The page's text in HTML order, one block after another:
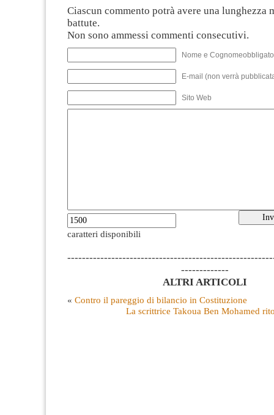
Ciascun commento potrà avere una lunghezza
battute.
Non sono ammessi commenti consecutivi.
Nome e
E-mail (non verrà
Sito Web
caratteri disponibili
-------------
ALTRI ARTICOLI
« Contro il pareggio di bilancio in Costituzione
La scrittrice Takoua Ben Mohamed